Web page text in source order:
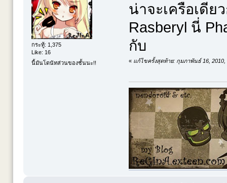
กระทู้: 1,375
Like: 16
นี้มันโดนัทส่วนของชั้นนะ!!
น่าจะเครือเดี
Rasberyl นี่
กับ
« แก้ไขครั้งสุดท้าย: กุมภาพันธ์ 16, 2010,